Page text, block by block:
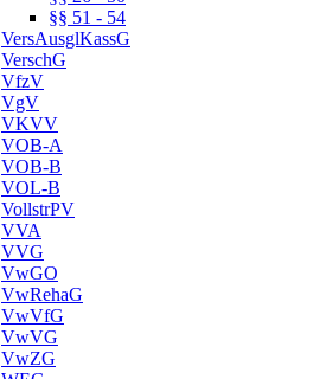
§§ 51 - 54
VersAusglKassG
VerschG
VfzV
VgV
VKVV
VOB-A
VOB-B
VOL-B
VollstrPV
VVA
VVG
VwGO
VwRehaG
VwVfG
VwVG
VwZG